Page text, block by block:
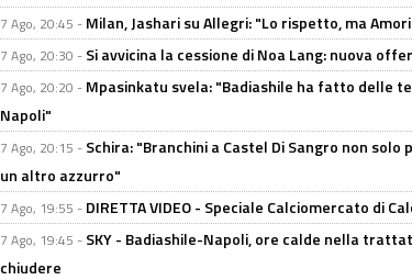
7 Ago, 20:45 - Milan, Jashari su Allegri: "Lo rispetto, ma
7 Ago, 20:30 - Si avvicina la cessione di Noa Lang: nuova
7 Ago, 20:20 - Mpasinkatu svela: "Badiashile ha fatto delle
Napoli"
7 Ago, 20:15 - Schira: "Branchini a Castel Di Sangro non
un altro azzurro"
7 Ago, 19:55 - DIRETTA VIDEO - Speciale Calciomercato di
7 Ago, 19:45 - SKY - Badiashile-Napoli, ore calde nella
chiudere